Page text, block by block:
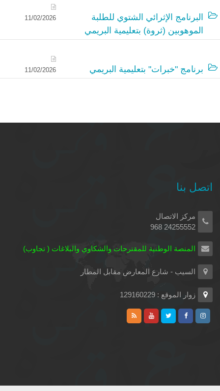
البرنامج الإثرائي الشتوي للطلبة
الموهوبين (ثروة) بتعليمية البريمي
11/02/2026
برنامج "خبرات" بتعليمية البريمي 11/02/2026
اتصل بنا
مركز الاتصال
24255552 968
المنصة الوطنية للمقترحات والشكاوي والبلاغات ( تجاوب)
السيب - شارع المعارض مقابل المطار
زوار الموقع : 129160229